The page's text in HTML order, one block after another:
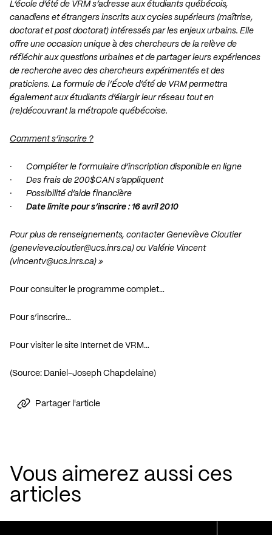
L’école d’été de VRM s’adresse aux étudiants québécois,
canadiens et étrangers inscrits aux cycles supérieurs (maîtrise,
doctorat et post doctorat) intéressés par les enjeux urbains. Elle
offre une occasion unique à des chercheurs de la relève de
réfléchir aux questions urbaines et de partager leurs expériences
de recherche avec des chercheurs expérimentés et des
praticiens. La formule de l’École d’été de VRM permettra
également aux étudiants d’élargir leur réseau tout en
(re)découvrant la métropole québécoise.
Comment s’inscrire ?
· Compléter le formulaire d’inscription disponible en ligne
· Des frais de 200$CAN s’appliquent
· Possibilité d’aide financière
· Date limite pour s’inscrire : 16 avril 2010
Pour plus de renseignements, contacter Geneviève Cloutier
(genevieve.cloutier@ucs.inrs.ca) ou Valérie Vincent
(vincentv@ucs.inrs.ca) »
Pour consulter le programme complet…
Pour s’inscrire…
Pour visiter le site Internet de VRM…
(Source: Daniel-Joseph Chapdelaine)
Partager l'article
Vous aimerez aussi ces
articles